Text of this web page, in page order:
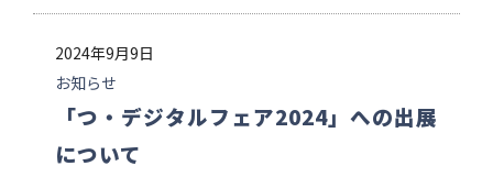
2024年9月9日
お知らせ
「つ・デジタルフェア2024」への出展
について